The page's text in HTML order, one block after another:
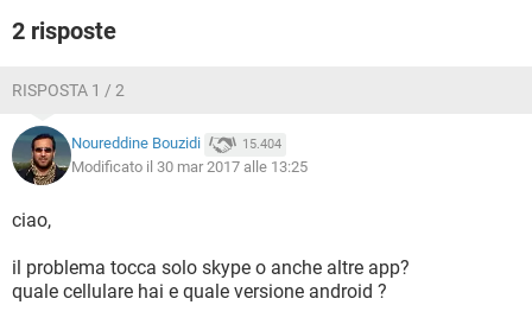
2 risposte
RISPOSTA 1 / 2
Noureddine Bouzidi 15.404
Modificato il 30 mar 2017 alle 13:25
ciao,
il problema tocca solo skype o anche altre app?
quale cellulare hai e quale versione android ?